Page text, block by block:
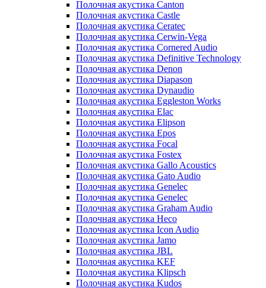
Полочная акустика Canton
Полочная акустика Castle
Полочная акустика Ceratec
Полочная акустика Cerwin-Vega
Полочная акустика Cornered Audio
Полочная акустика Definitive Technology
Полочная акустика Denon
Полочная акустика Diapason
Полочная акустика Dynaudio
Полочная акустика Eggleston Works
Полочная акустика Elac
Полочная акустика Elipson
Полочная акустика Epos
Полочная акустика Focal
Полочная акустика Fostex
Полочная акустика Gallo Acoustics
Полочная акустика Gato Audio
Полочная акустика Genelec
Полочная акустика Genelec
Полочная акустика Graham Audio
Полочная акустика Heco
Полочная акустика Icon Audio
Полочная акустика Jamo
Полочная акустика JBL
Полочная акустика KEF
Полочная акустика Klipsch
Полочная акустика Kudos